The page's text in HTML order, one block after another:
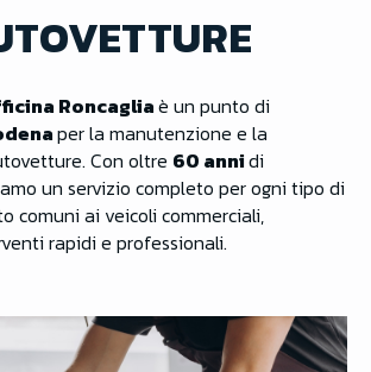
Roncagliaè un punto di
per la manutenzione e la
Con oltre 60 annidi
un servizio completo per ogni tipo di
comuni ai veicoli commerciali,
rapidi e professionali.